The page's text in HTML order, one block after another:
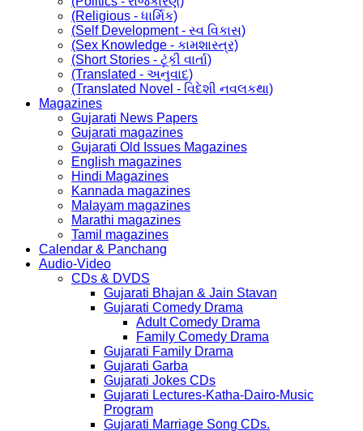
(Religious - ધાર્મિક)
(Self Development - સ્વ વિકાસ)
(Sex Knowledge - કામશાસ્ત્ર)
(Short Stories - ટૂંકી વાર્તા)
(Translated - અનુવાદ)
(Translated Novel - વિદેશી નવલકથા)
Magazines
Gujarati News Papers
Gujarati magazines
Gujarati Old Issues Magazines
English magazines
Hindi Magazines
Kannada magazines
Malayam magazines
Marathi magazines
Tamil magazines
Calendar & Panchang
Audio-Video
CDs & DVDS
Gujarati Bhajan & Jain Stavan
Gujarati Comedy Drama
Adult Comedy Drama
Family Comedy Drama
Gujarati Family Drama
Gujarati Garba
Gujarati Jokes CDs
Gujarati Lectures-Katha-Dairo-Music
Program
Gujarati Marriage Song CDs.